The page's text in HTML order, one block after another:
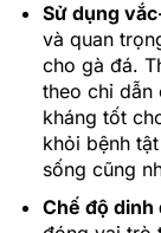
Sử dụng
và quan
cho gà đá.
theo chỉ dẫn
kháng tốt
khỏi bệnh
sống cũng
Chế độ